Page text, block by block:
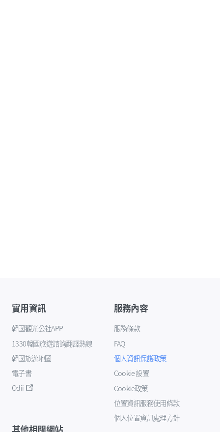
實用資訊
韓國觀光公社APP
1330韓國旅遊諮詢翻譯熱線
韓國旅遊地圖
電子書
Odii
服務內容
服務條款
FAQ
個人資訊保護政策
Cookie 設置
Cookie政策
位置資訊服務使用條款
個人位置資訊處理方針
其他相關網站